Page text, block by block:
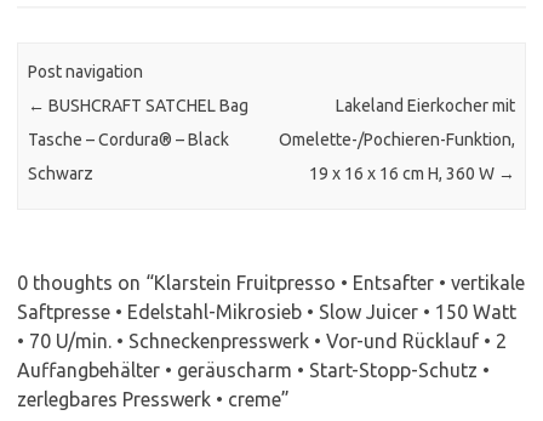
Post navigation
← BUSHCRAFT SATCHEL Bag
Tasche – Cordura® – Black
Schwarz
Lakeland Eierkocher mit
Omelette-/Pochieren-Funktion,
19 x 16 x 16 cm H, 360 W →
0 thoughts on “Klarstein Fruitpresso • Entsafter • vertikale
Saftpresse • Edelstahl-Mikrosieb • Slow Juicer • 150 Watt
• 70 U/min. • Schneckenpresswerk • Vor-und Rücklauf • 2
Auffangbehälter • geräuscharm • Start-Stopp-Schutz •
zerlegbares Presswerk • creme”